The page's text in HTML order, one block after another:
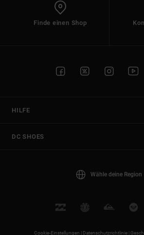
Finde einen Shop
HILFE
DC SHOES
Wähle deine Region
Cookie-Einstellungen | Datenschutzrichtlinie |